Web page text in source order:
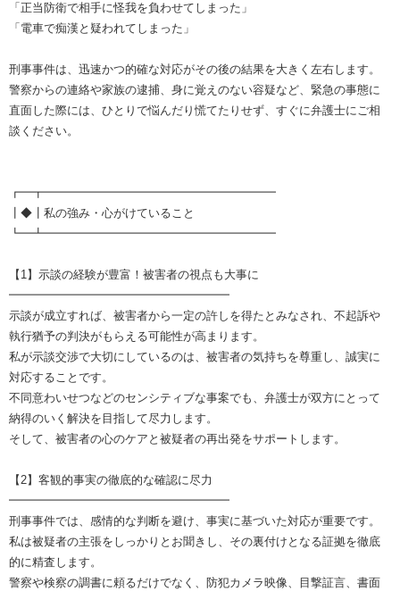
「正当防衛で相手に怪我を負わせてしまった」
「電車で痴漢と疑われてしまった」
刑事事件は、迅速かつ的確な対応がその後の結果を大きく左右します。
警察からの連絡や家族の逮捕、身に覚えのない容疑など、緊急の事態に
直面した際には、ひとりで悩んだり慌てたりせず、すぐに弁護士にご相
談ください。
┏━┳━━━━━━━━━━━━━━━━━━━━
┃◆┃私の強み・心がけていること
┗━┻━━━━━━━━━━━━━━━━━━━━
【1】示談の経験が豊富！被害者の視点も大事に
━━━━━━━━━━━━━━━━━━━
示談が成立すれば、被害者から一定の許しを得たとみなされ、不起訴や
執行猶予の判決がもらえる可能性が高まります。
私が示談交渉で大切にしているのは、被害者の気持ちを尊重し、誠実に
対応することです。
不同意わいせつなどのセンシティブな事案でも、弁護士が双方にとって
納得のいく解決を目指して尽力します。
そして、被害者の心のケアと被疑者の再出発をサポートします。
【2】客観的事実の徹底的な確認に尽力
━━━━━━━━━━━━━━━━━━━
刑事事件では、感情的な判断を避け、事実に基づいた対応が重要です。
私は被疑者の主張をしっかりとお聞きし、その裏付けとなる証拠を徹底
的に精査します。
警察や検察の調書に頼るだけでなく、防犯カメラ映像、目撃証言、書面